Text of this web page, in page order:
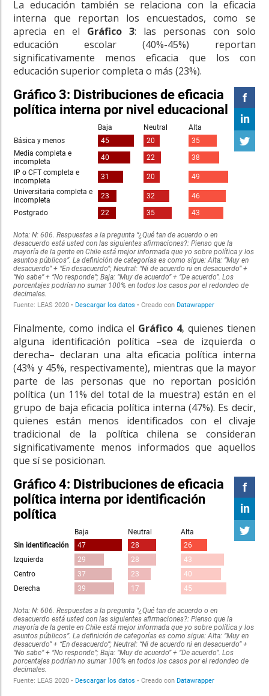
La educación también se relaciona con la eficacia
interna que reportan los encuestados, como se
aprecia en el Gráfico 3: las personas con solo
educación escolar (40%-45%) reportan
significativamente menos eficacia que los con
educación superior completa o más (23%).
Finalmente, como indica el Gráfico 4, quienes tienen
alguna identificación política –sea de izquierda o
derecha– declaran una alta eficacia política interna
(43% y 45%, respectivamente), mientras que la mayor
parte de las personas que no reportan posición
política (un 11% del total de la muestra) están en el
grupo de baja eficacia política interna (47%). Es decir,
quienes están menos identificados con el clivaje
tradicional de la política chilena se consideran
significativamente menos informados que aquellos
que sí se posicionan.